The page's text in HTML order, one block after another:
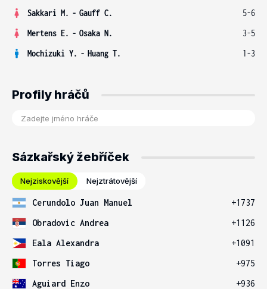
Sakkari M. - Gauff C.
5-6
Mertens E. - Osaka N.
3-5
Mochizuki Y. - Huang T. 1-3
Profily hráčů
Sázkařský žebříček
Nejziskovější Nejztrátovější
Cerundolo Juan Manuel
+1737
Obradovic Andrea
+1126
Eala Alexandra
+1091
Torres Tiago
+975
Aguiard Enzo
+936